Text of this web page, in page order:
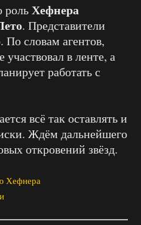
рольХефнера
. Представители
По словам агентов,
участвовал в ленте, а
работать с
всё так оставлять и
Ждём дальнейшего
откровений звёзд.
Хефнера